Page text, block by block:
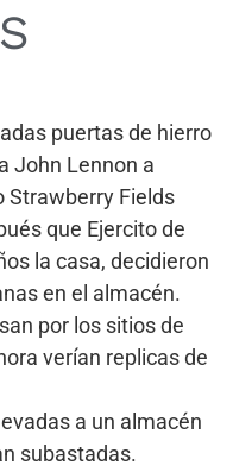
puertas de hierro
John Lennon a
Strawberry Fields
que Ejercito de
la casa, decidieron
en el almacén.
por los sitios de
verían replicas de
a un almacén
subastadas.